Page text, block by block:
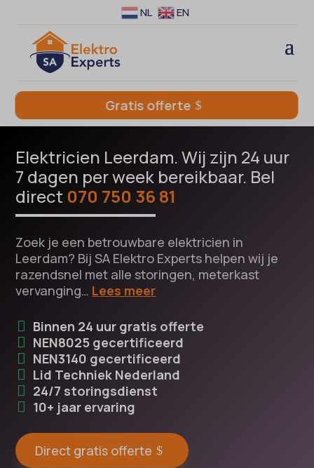
NL EN
Gratis offerte
Elektricien Leerdam. Wij zijn 24 uur
7 dagen per week bereikbaar. Bel
direct 070 750 36 81
Zoek je een betrouwbare elektricien in
Leerdam? Bij SA Elektro Experts helpen wij je
razendsnel met alle storingen, meterkast
vervanging… Lees meer
Binnen 24 uur gratis offerte
NEN8025 gecertificeerd
NEN3140 gecertificeerd
Lid Techniek Nederland
24/7 storingsdienst
10+ jaar ervaring
Direct gratis offerte